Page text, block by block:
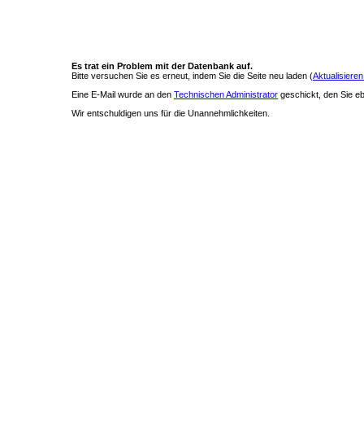
Es trat ein Problem mit der Datenbank auf.
Bitte versuchen Sie es erneut, indem Sie die Seite neu laden (
Eine E-Mail wurde an den Technischen Administrator geschickt, den Sie
Wir entschuldigen uns für die Unannehmlichkeiten.